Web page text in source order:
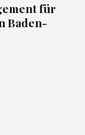
für
Baden-